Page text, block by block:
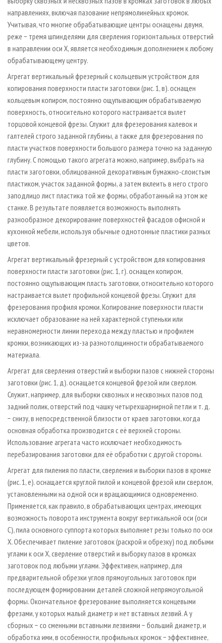
направлениях, включая пазование непрямолинейных кромок.
Учитывая, что многие обрабатывающие центры оснащены двумя,
реже − тремя шпинделями для сверления горизонтальных отверстий
в направлении оси Х, является необходимым дополнением к любому
обрабатывающему центру.
Агрегат вертикальный фрезерный с кольцевым устройством для
копирования поверхности пласти заготовки (рис. 1, в). оснащен
кольцевым копиром, постоянно ощупывающим обрабатываемую
поверхность, относительно которого настраивается вылет
торцовой концевой фрезы. Служит для фрезерования калевок и
галтелей строго заданной глубины, а также для фрезерования по
пласти участков поверхности большого размера точно на заданную
глубину. С помощью такого агрегата можно, например, выбрать на
пласти заготовки, облицованной декоративным бумажно-слоистым
пластиком, участок заданной формы, а затем вклеить в него строго
заподлицо лист пластика той же формы, обработанный на этом же
станке. В результате появляется возможность выполнять
разнообразное декорирование поверхностей фасадов офисной и
кухонной мебели, используя обычные однотонные пластики разных
цветов.
Агрегат вертикальный фрезерный с устройством для копирования
поверхности пласти заготовки (рис. 1, г). оснащен копиром,
постоянно ощупывающим пласть заготовки, относительно которого
настраивается вылет профильной концевой фрезы. Служит для
фрезерования профиля кромки. Копирование поверхности пласти
исключает образование на ней характерной ступеньки или
неравномерности линии перехода между пластью и профилем
кромки, возникающих из-за разнотолщинности обрабатываемого
материала.
Агрегат для сверления отверстий и выборки пазов с нижней стороны
заготовки (рис. 1, д). оснащается концевой фрезой или сверлом.
Служит, например, для выборки сквозных и несквозных пазов под
задний полик, отверстий под чашку четырехшарнирной петли и т. д.
− снизу, в непосредственной близости от краев заготовки, когда
основная обработка производится с её верхней стороны.
Использование агрегата часто исключает необходимость
перебазирования заготовки для её обработки с другой стороны.
Агрегат для пиления по пласти, сверления и выборки пазов в кромке
(рис. 1, е). оснащается круглой пилой и концевой фрезой или сверлом,
установленными на одной оси и вращающимися одновременно.
Применяется, как правило, в обрабатывающих центрах, имеющих
возможность поворота инструмента вокруг вертикальной оси (оси
С), пила основного суппорта которых выполняет резы только по оси
Х. Обеспечивает пиление заготовок (раскрой и обрезку) под любыми
углами к оси Х, сверление отверстий и выборку пазов в кромках
заготовок под любыми углами. Эффективен, например, для
предварительной обрезки углов прямоугольных заготовок при
последующем формировании деталей сложной непрямоугольной
формы. Окончательное фрезерование выполняется концевыми
фрезами, у которых малый диаметр и нет вставных лезвий. А у
сборных − со сменными вставными лезвиями − больший диаметр, и
обработка ими, в особенности, профильных кромок − эффективнее,